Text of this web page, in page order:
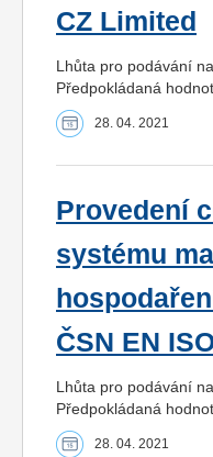
CZ Limited
Lhůta pro podávání
Předpokládaná
28. 04. 2021
Provedení
systému
ČSN EN
Lhůta pro podávání
Předpokládaná
28. 04. 2021